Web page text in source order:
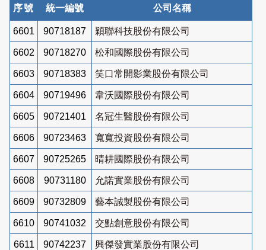
序號 統一編號 公司名稱
6601 90718187 穎聯科技股份有限公司
6602 90718270 松和國際股份有限公司
6603 90718383 笑口常開影業股份有限公司
6604 90719496 韋沃國際股份有限公司
6605 90721401 名冠生醫股份有限公司
6606 90723463 寬寬投資股份有限公司
6607 90725265 晴耕國際股份有限公司
6608 90731180 允諾實業股份有限公司
6609 90732809 藝本誠製股份有限公司
6610 90741032 交點創意股份有限公司
6611 90742237 興傑發實業股份有限公司